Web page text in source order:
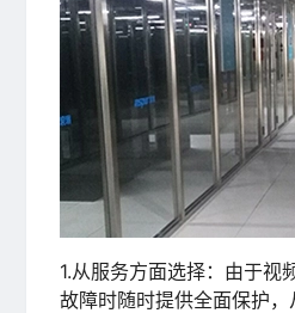
1.从服务方面选择：由于
故障时随时提供全面保护，